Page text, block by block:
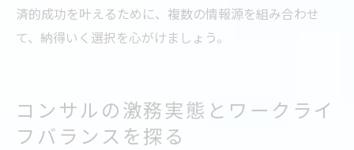
済的成功を叶えるために、複数の情報源を組み合わせ
て、納得いく選択を心がけましょう。
コンサルの激務実態とワークライ
フバランスを探る